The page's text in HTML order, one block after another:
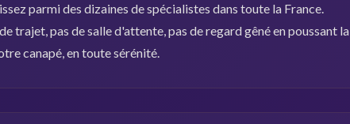
parmi des dizaines de spécialistes dans toute la France.
trajet, pas de salle d'attente, pas de regard gêné en poussant la
canapé, en toute sérénité.